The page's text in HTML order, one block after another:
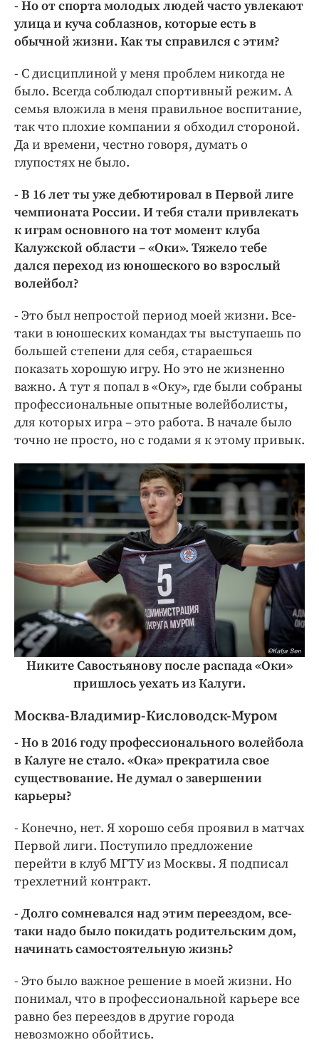
- Но от спорта молодых людей часто увлекают
улица и куча соблазнов, которые есть в
обычной жизни. Как ты справился с этим?
- С дисциплиной у меня проблем никогда не
было. Всегда соблюдал спортивный режим. А
семья вложила в меня правильное воспитание,
так что плохие компании я обходил стороной.
Да и времени, честно говоря, думать о
глупостях не было.
- В 16 лет ты уже дебютировал в Первой лиге
чемпионата России. И тебя стали привлекать
к играм основного на тот момент клуба
Калужской области – «Оки». Тяжело тебе
дался переход из юношеского во взрослый
волейбол?
- Это был непростой период моей жизни. Все-
таки в юношеских командах ты выступаешь по
большей степени для себя, стараешься
показать хорошую игру. Но это не жизненно
важно. А тут я попал в «Оку», где были собраны
профессиональные опытные волейболисты,
для которых игра – это работа. В начале было
точно не просто, но с годами я к этому привык.
Никите Савостьянову после распада «Оки»
пришлось уехать из Калуги.
Москва-Владимир-Кисловодск-Муром
- Но в 2016 году профессионального волейбола
в Калуге не стало. «Ока» прекратила свое
существование. Не думал о завершении
карьеры?
- Конечно, нет. Я хорошо себя проявил в матчах
Первой лиги. Поступило предложение
перейти в клуб МГТУ из Москвы. Я подписал
трехлетний контракт.
- Долго сомневался над этим переездом, все-
таки надо было покидать родительским дом,
начинать самостоятельную жизнь?
- Это было важное решение в моей жизни. Но
понимал, что в профессиональной карьере все
равно без переездов в другие города
невозможно обойтись.